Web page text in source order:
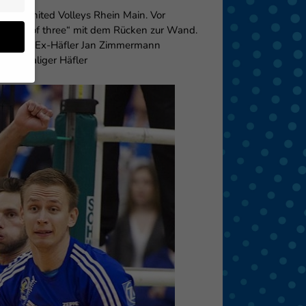
United Volleys Rhein Main. Vor
of three“ mit dem Rücken zur Wand.
Ex-Häfler Jan Zimmermann
ehemaliger Häfler
(z.
Zurück